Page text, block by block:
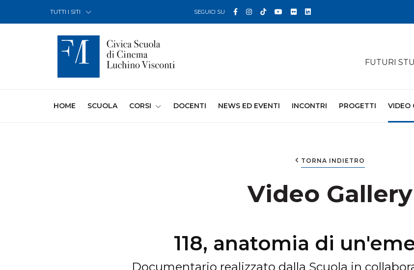
TUTTI I SITI SEGUICI SU Facebook
Instagram
TikTokYouTube
FlickrLinkedin
FUTURI
HOME (CURRENT)
SCUOLA CORSI DOCENTI NEWS ED EVENTI INCONTRI PROGETTI VIDEO
TORNA INDIETRO
Video Gallery
118, anatomia di
Documentario realizzato dalla Scuola in